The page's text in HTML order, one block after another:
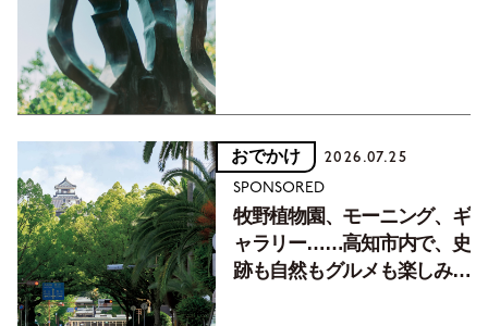
おでかけ 2026.07.25
SPONSORED
牧野植物園、モーニング、ギ
ャラリー……高知市内で、史
跡も自然もグルメも楽しみ尽